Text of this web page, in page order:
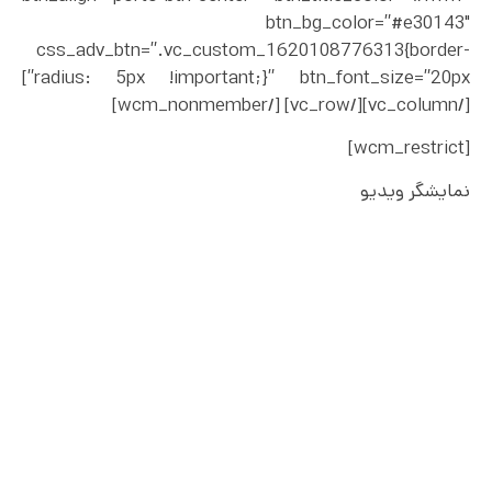
btn_bg_color=”#e30143″
css_adv_btn=”.vc_custom_1620108776313{border-
radius: 5px !important;}” btn_font_size=”20px”]
[/vc_column][/vc_row] [/wcm_nonmember]
[wcm_restrict]
نمایشگر ویدیو